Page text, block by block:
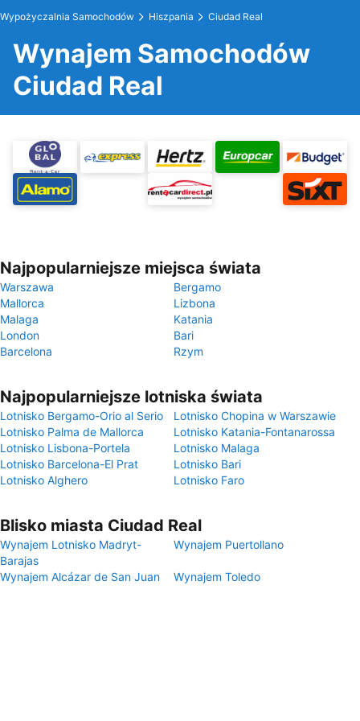
Wypożyczalnia Samochodów Hiszpania Ciudad Real
Wynajem Samochodów
Ciudad Real
Najpopularniejsze miejsca świata
Warszawa
Bergamo
Mallorca
Lizbona
Malaga
Katania
London
Bari
Barcelona
Rzym
Najpopularniejsze lotniska świata
Lotnisko Bergamo-Orio al Serio
Lotnisko Chopina w Warszawie
Lotnisko Palma de Mallorca
Lotnisko Katania-Fontanarossa
Lotnisko Lisbona-Portela
Lotnisko Malaga
Lotnisko Barcelona-El Prat
Lotnisko Bari
Lotnisko Alghero
Lotnisko Faro
Blisko miasta Ciudad Real
Wynajem Lotnisko Madryt-
Barajas
Wynajem Puertollano
Wynajem Alcázar de San Juan Wynajem Toledo